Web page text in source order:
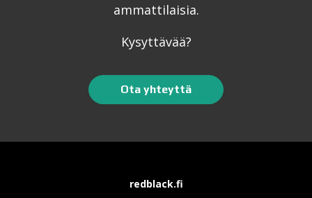
ammattilaisia.
Kysyttävää?
Ota yhteyttä
redblack.fi